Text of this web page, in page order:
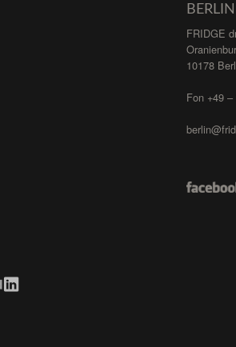
BERLIN
FRIDGE
10178
Fon +49